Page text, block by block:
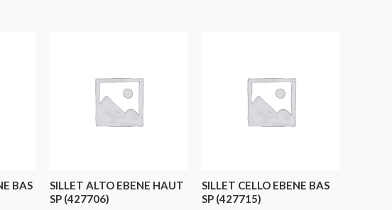
BAS
SILLET ALTO EBENE HAUT
SP (427706)
SILLET CELLO EBENE BAS
SP (427715)